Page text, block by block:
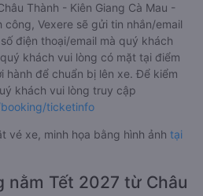
Thành - Kiên Giang Cà Mau -
công, Vexere sẽ gửi tin nhắn/email
điện thoại/email mà quý khách
khách vui lòng có mặt tại điểm
để chuẩn bị lên xe. Để kiểm
khách vui lòng truy cập
ticketinfo
vé xe, minh họa bằng hình ảnh tại
nằm Tết 2027 từ Châu